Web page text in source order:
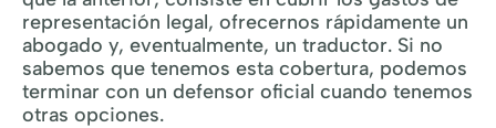
representación legal, ofrecernos rápidamente un
abogado y, eventualmente, un traductor. Si no
sabemos que tenemos esta cobertura, podemos
terminar con un defensor oficial cuando tenemos
otras opciones.